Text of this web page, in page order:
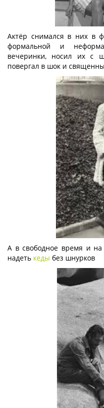
Актёр снимался в них в
формальной и
вечеринки, носил их с
повергал в шок и
А в свободное время и на
надеть кеды без шнурков